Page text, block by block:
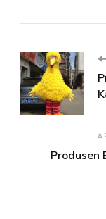
Produsen